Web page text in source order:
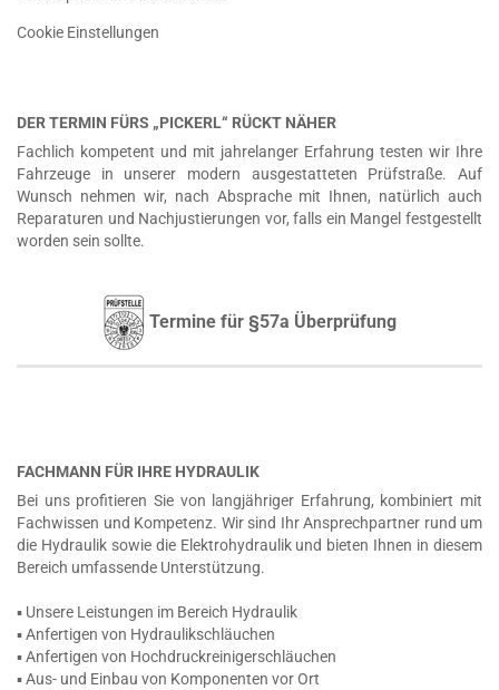
Cookie Einstellungen
DER TERMIN FÜRS „PICKERL“ RÜCKT NÄHER
Fachlich kompetent und mit jahrelanger Erfahrung testen wir Ihre
Fahrzeuge in unserer modern ausgestatteten Prüfstraße. Auf
Wunsch nehmen wir, nach Absprache mit Ihnen, natürlich auch
Reparaturen und Nachjustierungen vor, falls ein Mangel festgestellt
worden sein sollte.
Termine für §57a Überprüfung
FACHMANN FÜR IHRE HYDRAULIK
Bei uns profitieren Sie von langjähriger Erfahrung, kombiniert mit
Fachwissen und Kompetenz. Wir sind Ihr Ansprechpartner rund um
die Hydraulik sowie die Elektrohydraulik und bieten Ihnen in diesem
Bereich umfassende Unterstützung.
▪ Unsere Leistungen im Bereich Hydraulik
▪ Anfertigen von Hydraulikschläuchen
▪ Anfertigen von Hochdruckreinigerschläuchen
▪ Aus- und Einbau von Komponenten vor Ort